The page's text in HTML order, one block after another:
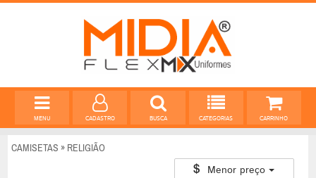
MENU CADASTRO BUSCA CATEGORIAS CARRINHO
CAMISETAS » RELIGIÃO
Menor preço